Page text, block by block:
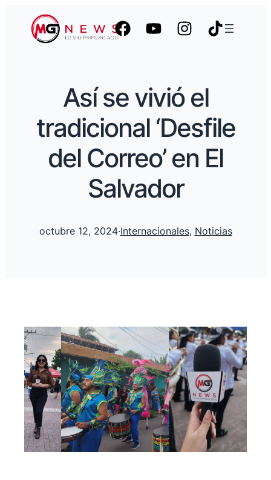
Así se vivió el
tradicional ‘Desfile
del Correo’ en El
Salvador
octubre 12, 2024·Internacionales, Noticias